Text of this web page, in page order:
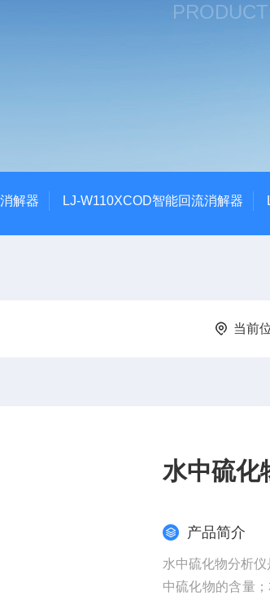
解器 LJ-W110XCOD智能回流消解器
当前
水中硫化
产品简介
水中硫化物分析
中硫化物的含量